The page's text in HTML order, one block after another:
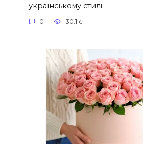
українському стилі
0 30.1к.